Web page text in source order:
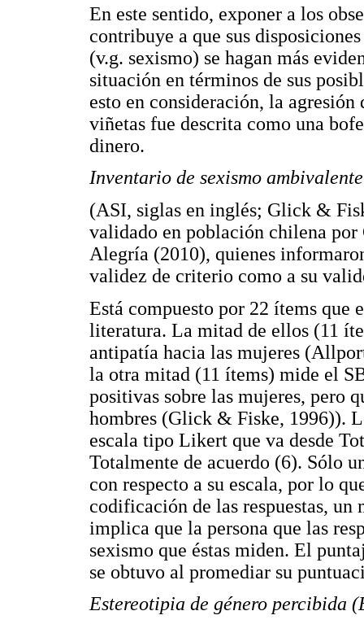
En este sentido, exponer a los
contribuye a que sus
(v.g. sexismo) se hagan más
situación en términos de sus
esto en consideración, la
viñetas fue descrita como una
dinero.
Inventario de sexismo
(ASI, siglas en inglés; Glick &
validado en población chilena por
Alegría (2010), quienes
validez de criterio como a su
Está compuesto por 22 ítems que
literatura. La mitad de ellos (11
antipatía hacia las mujeres
la otra mitad (11 ítems) mide el
positivas sobre las mujeres, pero
hombres (Glick & Fiske, 1996)).
escala tipo Likert que va desde
Totalmente de acuerdo (6). Sólo
con respecto a su escala, por lo
codificación de las respuestas, un
implica que la persona que las
sexismo que éstas miden. El
se obtuvo al promediar su
Estereotipia de género percibida